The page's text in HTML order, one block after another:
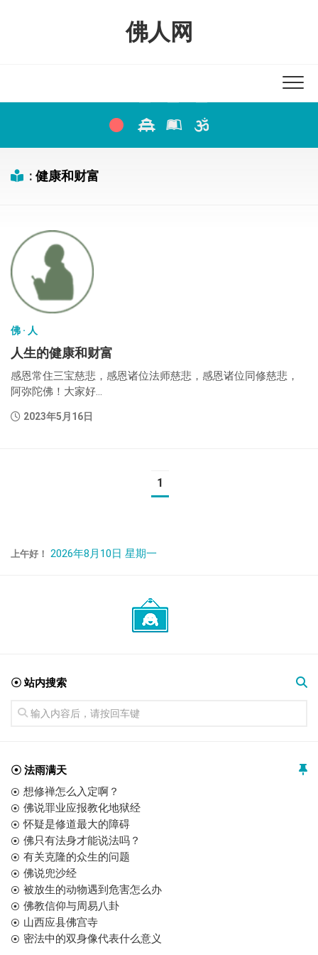
佛人网
: 健康和财富
佛 · 人
人生的健康和财富
感恩常住三宝慈悲，感恩诸位法师慈悲，感恩诸位同修慈悲，
阿弥陀佛！大家好...
2023年5月16日
1
上午好！ 2026年8月10日 星期一
☉ 站内搜索
☉ 法雨满天
想修禅怎么入定啊？
佛说罪业应报教化地狱经
怀疑是修道最大的障碍
佛只有法身才能说法吗？
有关克隆的众生的问题
佛说兜沙经
被放生的动物遇到危害怎么办
佛教信仰与周易八卦
山西应县佛宫寺
密法中的双身像代表什么意义